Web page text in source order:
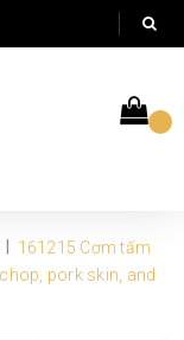
161215 Cơm tấm
pork skin, and